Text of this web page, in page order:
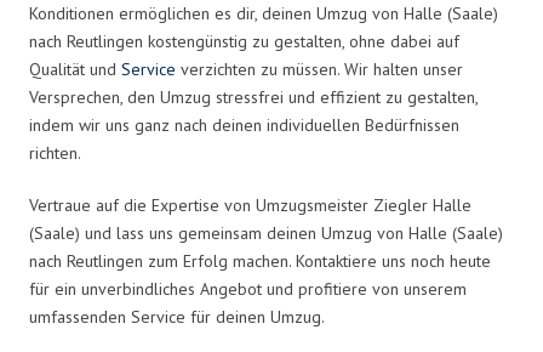
Konditionen ermöglichen es dir, deinen Umzug von Halle (Saale)
nach Reutlingen kostengünstig zu gestalten, ohne dabei auf
Qualität und Service verzichten zu müssen. Wir halten unser
Versprechen, den Umzug stressfrei und effizient zu gestalten,
indem wir uns ganz nach deinen individuellen Bedürfnissen
richten.
Vertraue auf die Expertise von Umzugsmeister Ziegler Halle
(Saale) und lass uns gemeinsam deinen Umzug von Halle (Saale)
nach Reutlingen zum Erfolg machen. Kontaktiere uns noch heute
für ein unverbindliches Angebot und profitiere von unserem
umfassenden Service für deinen Umzug.